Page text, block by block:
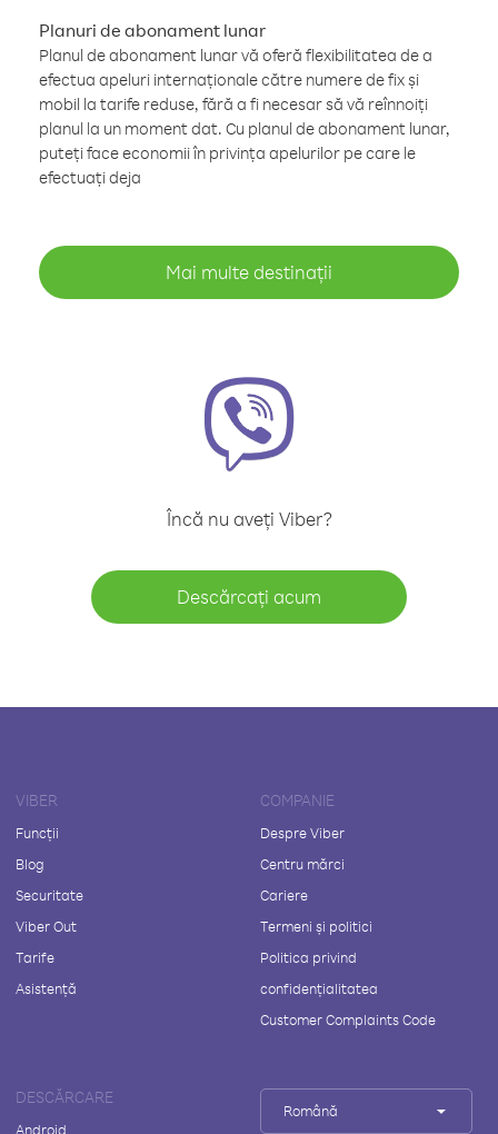
Planuri de abonament lunar
Planul de abonament lunar vă oferă flexibilitatea de a
efectua apeluri internaționale către numere de fix și
mobil la tarife reduse, fără a fi necesar să vă reînnoiți
planul la un moment dat. Cu planul de abonament lunar,
puteți face economii în privința apelurilor pe care le
efectuați deja
Mai multe destinații
Încă nu aveți Viber?
Descărcați acum
VIBER
Funcții
Blog
Securitate
Viber Out
Tarife
Asistență
COMPANIE
Despre Viber
Centru mărci
Cariere
Termeni și politici
Politica privind
confidențialitatea
Customer Complaints Code
DESCĂRCARE
Android
Română